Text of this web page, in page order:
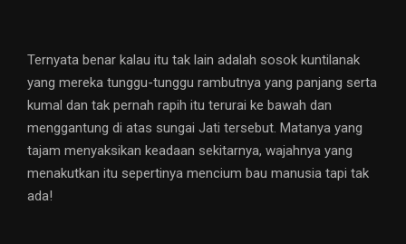
Ternyata benar kalau itu tak lain adalah sosok kuntilanak
yang mereka tunggu-tunggu rambutnya yang panjang serta
kumal dan tak pernah rapih itu terurai ke bawah dan
menggantung di atas sungai Jati tersebut. Matanya yang
tajam menyaksikan keadaan sekitarnya, wajahnya yang
menakutkan itu sepertinya mencium bau manusia tapi tak
ada!